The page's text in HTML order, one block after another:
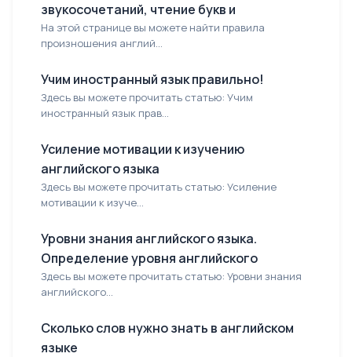
звукосочетаний, чтение букв и
На этой странице вы можете найти правила
произношения англий...
Учим иностранный язык правильно!
Здесь вы можете прочитать статью: Учим
иностранный язык прав...
Усиление мотивации к изучению
английского языка
Здесь вы можете прочитать статью: Усиление
мотивации к изуче...
Уровни знания английского языка.
Определение уровня английского
Здесь вы можете прочитать статью: Уровни знания
английского...
Сколько слов нужно знать в английском
языке